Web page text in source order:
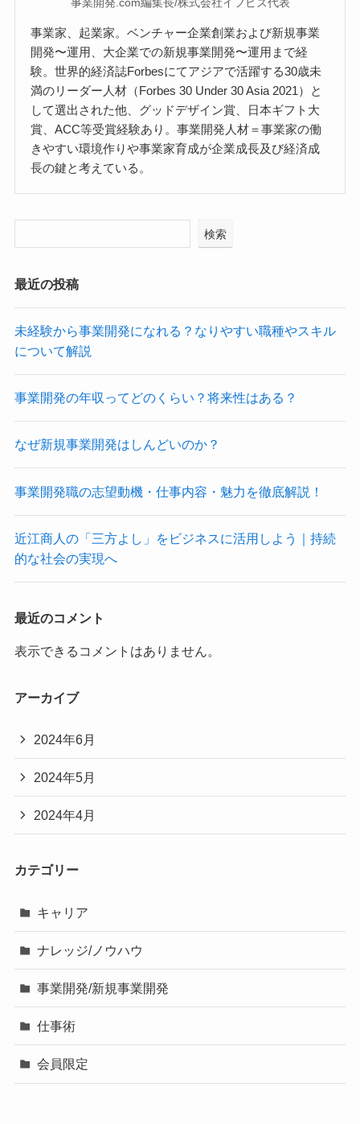
事業家、起業家。ベンチャー企業創業および新規事業
開発〜運用、大企業での新規事業開発〜運用まで経
験。世界的経済誌Forbesにてアジアで活躍する30歳未
満のリーダー人材（Forbes 30 Under 30 Asia 2021）と
して選出された他、グッドデザイン賞、日本ギフト大
賞、ACC等受賞経験あり。事業開発人材＝事業家の働
きやすい環境作りや事業家育成が企業成長及び経済成
長の鍵と考えている。
検索
最近の投稿
未経験から事業開発になれる？なりやすい職種やスキル
について解説
事業開発の年収ってどのくらい？将来性はある？
なぜ新規事業開発はしんどいのか？
事業開発職の志望動機・仕事内容・魅力を徹底解説！
近江商人の「三方よし」をビジネスに活用しよう｜持続
的な社会の実現へ
最近のコメント
表示できるコメントはありません。
アーカイブ
2024年6月
2024年5月
2024年4月
カテゴリー
キャリア
ナレッジ/ノウハウ
事業開発/新規事業開発
仕事術
会員限定